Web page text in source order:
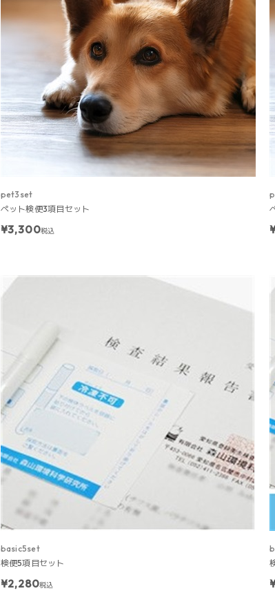
pet3set
ペット検便3項目セット
¥3,300税込
basic5set
検便5項目セット
¥2,280税込